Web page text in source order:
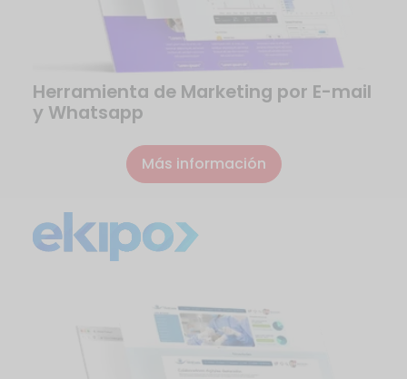
Herramienta de Marketing por E-mail
y Whatsapp
Más información